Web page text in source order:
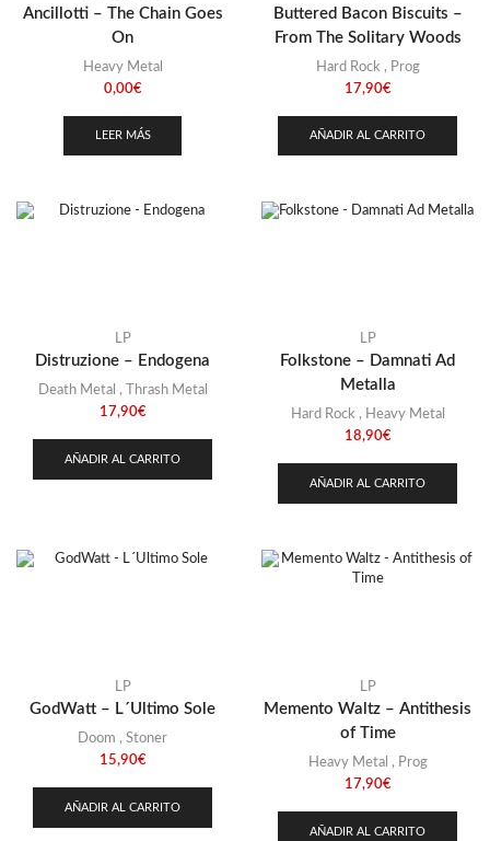
Thrash Metal (108)
Ancillotti – The Chain Goes
On
Heavy Metal
0,00€
LEER MÁS
Buttered Bacon Biscuits –
From The Solitary Woods
Hard Rock , Prog
17,90€
AÑADIR AL CARRITO
LP
Distruzione – Endogena
Death Metal ,
Thrash Metal
17,90€
AÑADIR AL CARRITO
LP
Folkstone – Damnati Ad
Metalla
Hard Rock , Heavy Metal
18,90€
AÑADIR AL CARRITO
LP
GodWatt – L´Ultimo Sole
Doom , Stoner
15,90€
AÑADIR AL CARRITO
LP
Memento Waltz – Antithesis
of Time
Heavy Metal , Prog
17,90€
AÑADIR AL CARRITO